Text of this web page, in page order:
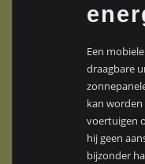
Een
draagbare
kan
voertuigen
hij geen
bijzonder